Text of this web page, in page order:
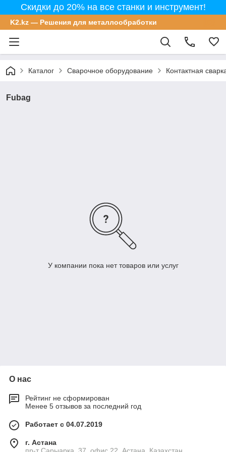
Скидки до 20% на все станки и инструмент!
K2.kz — Решения для металлообработки
Каталог Сварочное оборудование Контактная
Fubag
У компании пока нет товаров или услуг
О нас
Рейтинг не сформирован
Менее 5 отзывов за последний год
Работает с 04.07.2019
г. Астана